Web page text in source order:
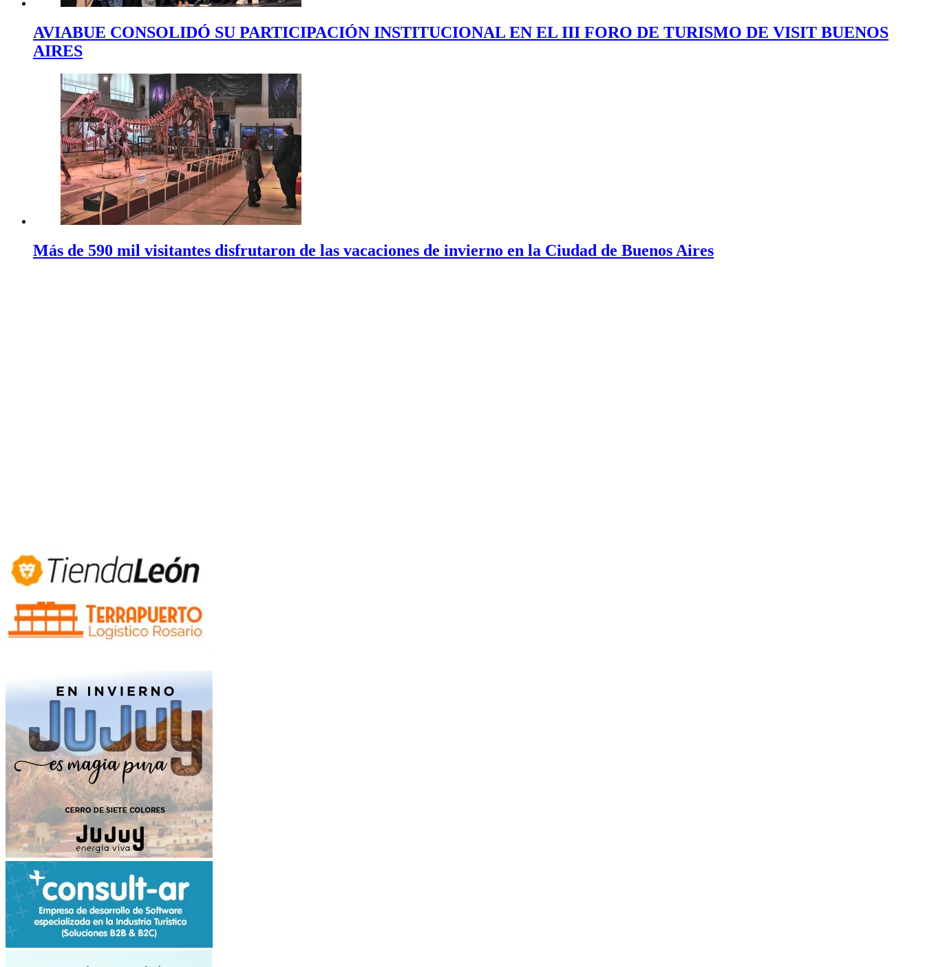
AVIABUE CONSOLIDÓ SU PARTICIPACIÓN INSTITUCIONAL EN EL III FORO DE TURISMO DE VISIT BUENOS
AIRES
Más de 590 mil visitantes disfrutaron de las vacaciones de invierno en la Ciudad de Buenos Aires